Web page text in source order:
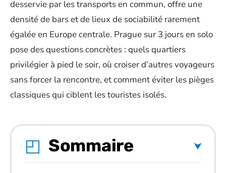
desservie par les transports en commun, offre une
densité de bars et de lieux de sociabilité rarement
égalée en Europe centrale. Prague sur 3 jours en solo
pose des questions concrètes : quels quartiers
privilégier à pied le soir, où croiser d’autres voyageurs
sans forcer la rencontre, et comment éviter les pièges
classiques qui ciblent les touristes isolés.
Sommaire